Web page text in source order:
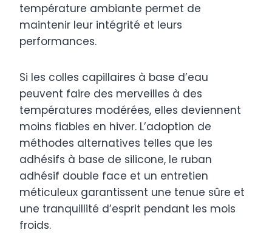
température ambiante permet de
maintenir leur intégrité et leurs
performances.
Si les colles capillaires à base d’eau
peuvent faire des merveilles à des
températures modérées, elles deviennent
moins fiables en hiver. L’adoption de
méthodes alternatives telles que les
adhésifs à base de silicone, le ruban
adhésif double face et un entretien
méticuleux garantissent une tenue sûre et
une tranquillité d’esprit pendant les mois
froids.